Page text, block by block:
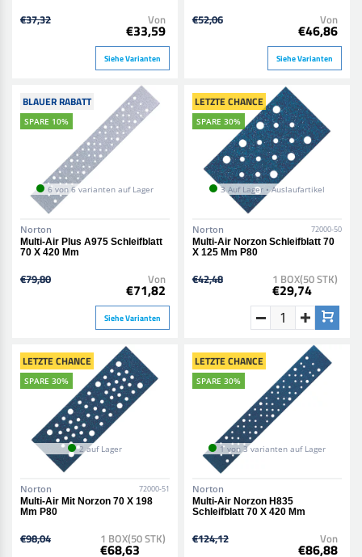
€37,32 Von
€33,59
Siehe Varianten
€52,06 Von
€46,86
Siehe Varianten
BLAUER RABATT
SPARE 10%
6 von 6 varianten auf Lager
Norton
Multi-Air Plus A975 Schleifblatt
70 X 420 Mm
€79,80 Von
€71,82
Siehe Varianten
LETZTE CHANCE
SPARE 30%
3 Auf Lager • Auslaufartikel
Norton 72000-50
Multi-Air Norzon Schleifblatt 70
X 125 Mm P80
€42,48 1 BOX(50 STK)
€29,74
LETZTE CHANCE
SPARE 30%
2 auf Lager
Norton 72000-51
Multi-Air Mit Norzon 70 X 198
Mm P80
€98,04 1 BOX(50 STK)
€68,63
LETZTE CHANCE
SPARE 30%
1 von 3 varianten auf Lager
Norton
Multi-Air Norzon H835
Schleifblatt 70 X 420 Mm
€124,12 Von
€86,88